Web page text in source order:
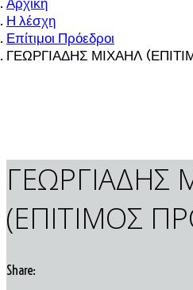
Η λέσχη
Επίτιμοι Πρόεδροι
ΓΕΩΡΓΙΑΔΗΣ ΜΙΧΑΗΛ
ΓΕΩΡΓΙΑΔΗΣ
(ΕΠΙΤΙΜΟΣ
Share: